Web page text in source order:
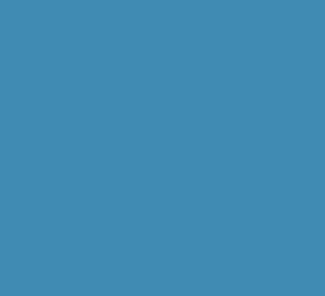
El plan de mejora